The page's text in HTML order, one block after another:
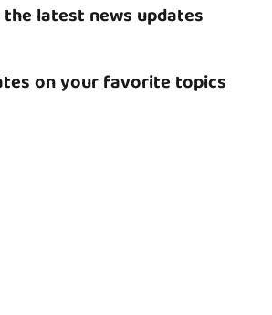
latest news updates
on your favorite topics